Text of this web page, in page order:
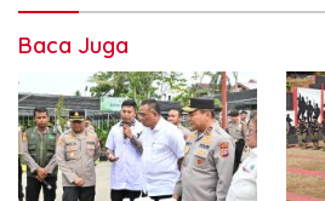
Baca Juga